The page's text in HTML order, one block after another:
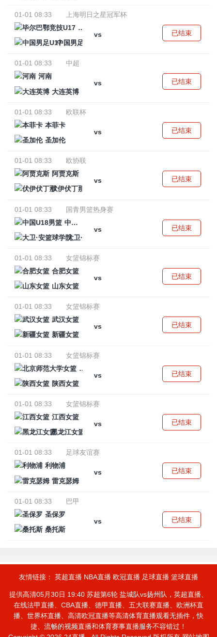
01-01 08:33
上海明日之星冠军杯
毕尔巴鄂竞技U17
vs
中国男足U17
已结束
01-01 08:33
中超
河南
vs
大连英博
已结束
01-01 08:33
欧联杯
本菲卡
vs
圣加伦
已结束
01-01 08:33
欧协联
阿贾克斯
vs
伏伊伏丁那
已结束
01-01 08:33
国青男篮热身赛
中国U18男篮
vs
大卫·安篮球学院
已结束
01-01 08:33
女篮锦标赛
合肥女篮
vs
山东女篮
已结束
01-01 08:33
女篮锦标赛
武汉女篮
vs
新疆女篮
已结束
01-01 08:33
女篮锦标赛
北京师范大学女篮
vs
陕西女篮
已结束
01-01 08:33
女篮锦标赛
江西女篮
vs
黑龙江女篮
已结束
01-01 08:33
足球友谊赛
利物浦
vs
雷克瑟姆
已结束
01-01 08:33
巴甲
圣保罗
vs
桑托斯
已结束
友情链接： 英超直播 NBA直播 欧冠直播 足球直播 篮球直播
提供高清05月30日 19:40 苏超第6轮 盐城队vs扬州队，英超直播、
在线法甲直播、CBA直播、德甲直播、五大联赛直播、欧洲杯直
播、世界杯直播、高清欧冠直播等高清体育直播观看无插件，快
捷、流畅的视频直播和体育赛事直播服务不容错过！